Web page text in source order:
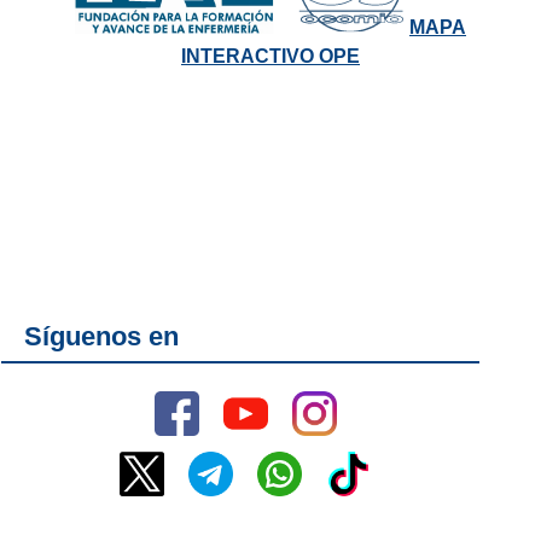
MAPA
INTERACTIVO OPE
Síguenos en